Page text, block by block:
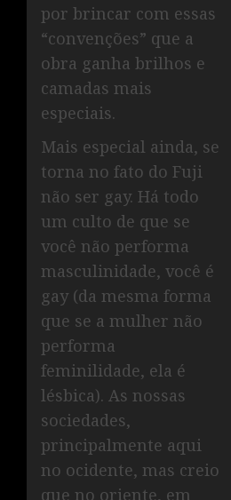
por brincar com essas
“convenções” que a
obra ganha brilhos e
camadas mais
especiais.
Mais especial ainda, se
torna no fato do Fuji
não ser gay. Há todo
um culto de que se
você não performa
masculinidade, você é
gay (da mesma forma
que se a mulher não
performa
feminilidade, ela é
lésbica). As nossas
sociedades,
principalmente aqui
no ocidente, mas creio
que no oriente, em